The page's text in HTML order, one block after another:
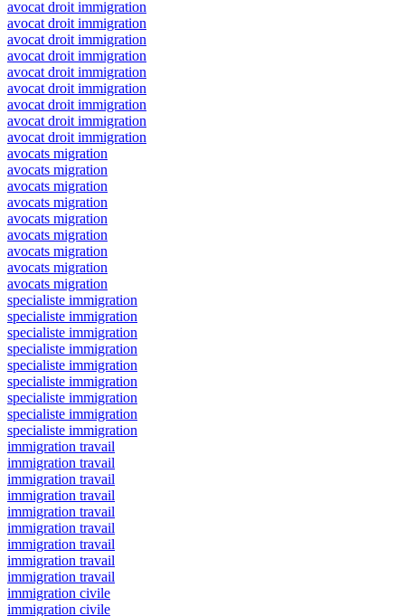
avocat droit immigration
avocat droit immigration
avocat droit immigration
avocat droit immigration
avocat droit immigration
avocat droit immigration
avocat droit immigration
avocat droit immigration
avocat droit immigration
avocats migration
avocats migration
avocats migration
avocats migration
avocats migration
avocats migration
avocats migration
avocats migration
avocats migration
specialiste immigration
specialiste immigration
specialiste immigration
specialiste immigration
specialiste immigration
specialiste immigration
specialiste immigration
specialiste immigration
specialiste immigration
immigration travail
immigration travail
immigration travail
immigration travail
immigration travail
immigration travail
immigration travail
immigration travail
immigration travail
immigration civile
immigration civile